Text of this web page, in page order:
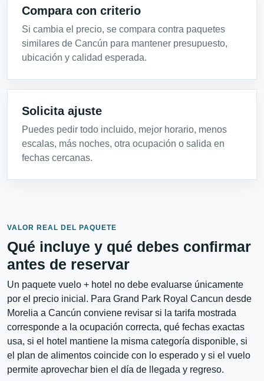
Compara con criterio
Si cambia el precio, se compara contra paquetes
similares de Cancún para mantener presupuesto,
ubicación y calidad esperada.
Solicita ajuste
Puedes pedir todo incluido, mejor horario, menos
escalas, más noches, otra ocupación o salida en
fechas cercanas.
VALOR REAL DEL PAQUETE
Qué incluye y qué debes confirmar
antes de reservar
Un paquete vuelo + hotel no debe evaluarse únicamente
por el precio inicial. Para Grand Park Royal Cancun desde
Morelia a Cancún conviene revisar si la tarifa mostrada
corresponde a la ocupación correcta, qué fechas exactas
usa, si el hotel mantiene la misma categoría disponible, si
el plan de alimentos coincide con lo esperado y si el vuelo
permite aprovechar bien el día de llegada y regreso.